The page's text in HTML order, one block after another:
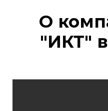
О
"ИКТ"